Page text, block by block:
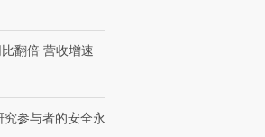
蟑螂”的印
翻倍 营收增速
参与者的安全永